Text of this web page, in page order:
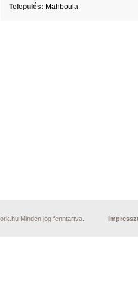
Település: Mahboula
Minden jog fenntartva.